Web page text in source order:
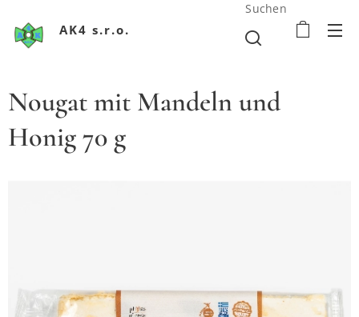
AK4 s.r.o.
Suchen
Nougat mit Mandeln und
Honig 70 g